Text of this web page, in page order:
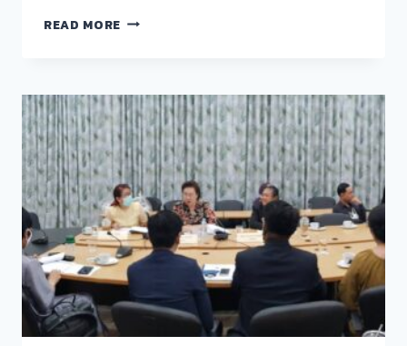
READ MORE การ
ประ
จำ
คณะฯ
ครั้ง
ที่
4/2563